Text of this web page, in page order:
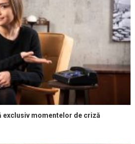
exclusiv momentelor de criză